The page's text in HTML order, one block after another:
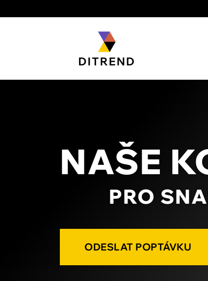
NAŠE
PRO
ODESLAT POPTÁVKU